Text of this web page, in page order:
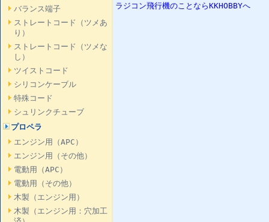
バランス端子
ストレートコード（ツメあ
り）
ストレートコード（ツメな
し）
ツイストコード
シリコンケーブル
特殊コード
シュリンクチューブ
プロペラ
エンジン用（APC）
エンジン用（その他）
電動用（APC）
電動用（その他）
木製（エンジン用）
木製（エンジン用：穴加工
ラジコン飛行機のことならKKHOBBYへ